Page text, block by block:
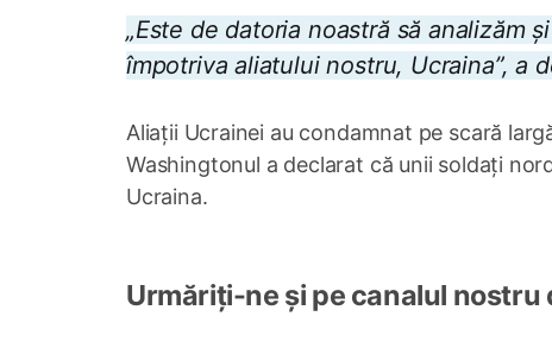
„Este de datoria noastră să analizăm
împotriva aliatului nostru, Ucraina”, a
Aliații Ucrainei au condamnat pe scară
Washingtonul a declarat că unii soldați
Ucraina.
Urmăriți-ne și pe canalul nostru